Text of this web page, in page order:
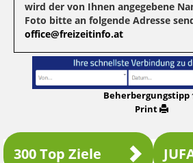
wird der von Ihnen angegebene
Foto bitte an folgende Adresse
office@freizeitinfo.at
Beherbergungstipp
Print
300 Top Ziele